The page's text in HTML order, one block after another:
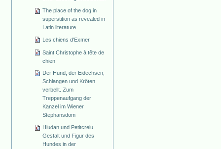
The place of the dog in
superstition as revealed in
Latin literature
Les chiens d'Exmer
Saint Christophe à tête de
chien
Der Hund, der Eidechsen,
Schlangen und Kröten
verbellt. Zum
Treppenaufgang der
Kanzel im Wiener
Stephansdom
Hiudan und Petitcreiu.
Gestalt und Figur des
Hundes in der